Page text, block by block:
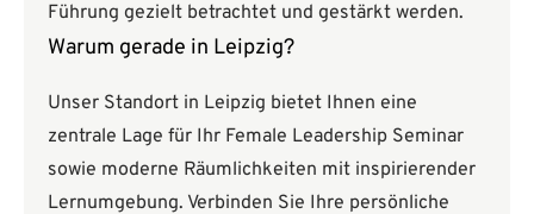
Führung gezielt betrachtet und gestärkt werden.
Warum gerade in Leipzig?
Unser Standort in Leipzig bietet Ihnen eine
zentrale Lage für Ihr Female Leadership Seminar
sowie moderne Räumlichkeiten mit inspirierender
Lernumgebung. Verbinden Sie Ihre persönliche